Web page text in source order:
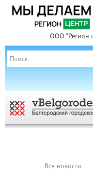
ООО "Регион
Все новости